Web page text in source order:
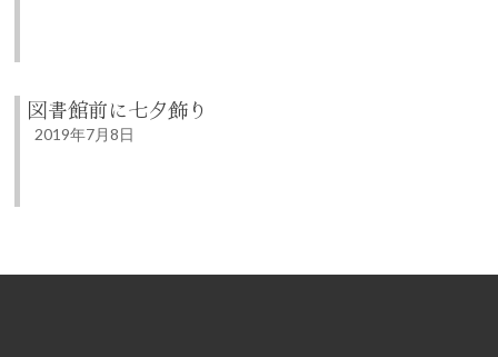
図書館前に七夕飾り
2019年7月8日